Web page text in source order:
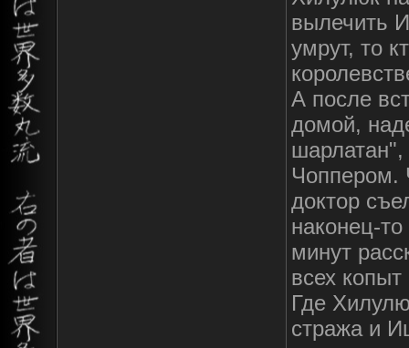
вылечить
умрут, то
А после
домой,
шарлатан",
Чоппером.
доктор
наконец-
минут
всех
Где
стража и